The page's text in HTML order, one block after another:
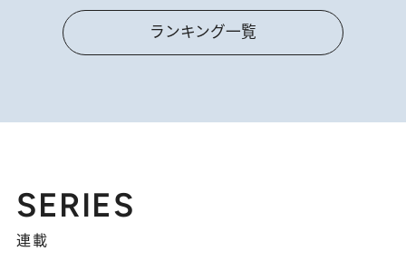
ランキング一覧
SERIES
連載